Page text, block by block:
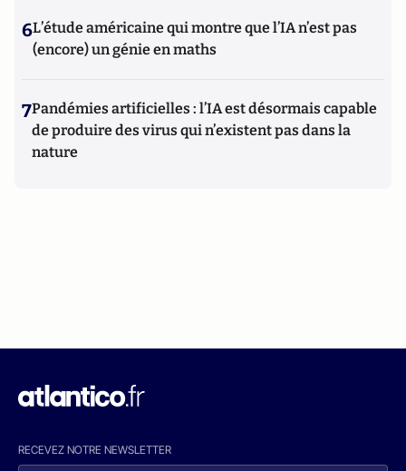
6L’étude américaine qui montre que l’IA n’est pas
(encore) un génie en maths
7Pandémies artificielles : l’IA est désormais capable
de produire des virus qui n’existent pas dans la
nature
RECEVEZ NOTRE NEWSLETTER